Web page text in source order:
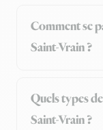
Comment se
Saint-Vrain ?
Quels types
Saint-Vrain ?